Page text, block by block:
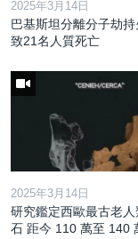
2025年3月14日
巴基斯坦分離分子劫
致21名人質死亡
2025年3月14日
研究鑑定西歐最古老
石 距今 110 萬至 140